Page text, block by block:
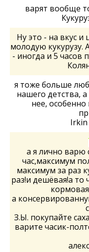
варят вообще
Ну это - на вкус
молодую кукурузу.
- иногда и 5 часов
я тоже больше
нашего детства,
нее,
Irkin
а я лично варю
час,максимум
максимум за раз
раз!и дешёвая!а то
а
З.Ы. покупайте
варите часик-
алекс